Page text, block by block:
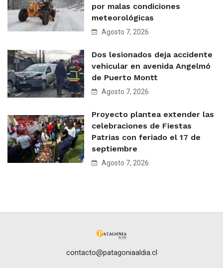
por malas condiciones
meteorológicas
Agosto 7, 2026
Dos lesionados deja accidente
vehicular en avenida Angelmó
de Puerto Montt
Agosto 7, 2026
Proyecto plantea extender las
celebraciones de Fiestas
Patrias con feriado el 17 de
septiembre
Agosto 7, 2026
contacto@patagoniaaldia.cl